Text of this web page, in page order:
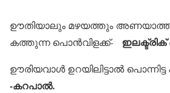
ഊതിയാലും മഴയത്തും
കത്തുന്ന പൊന്‍വിളക്ക്-
ഊരിയവാള്‍ ഉറയിലിട്ടാല്‍
-കറപാല്‍.